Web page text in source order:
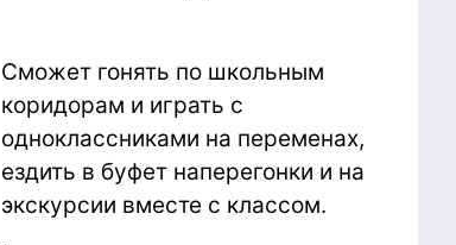
Сможет гонять по школьным
коридорам и играть с
одноклассниками на переменах,
ездить в буфет наперегонки и на
экскурсии вместе с классом.